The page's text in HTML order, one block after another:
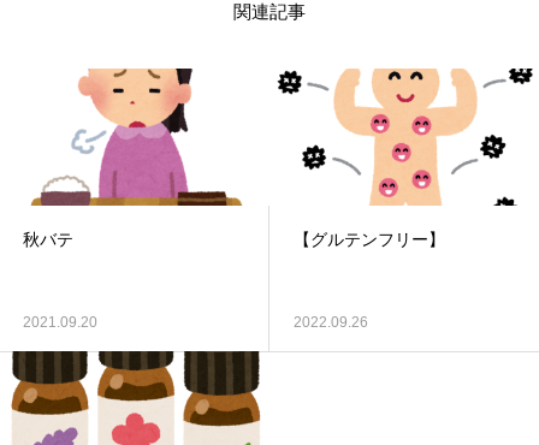
関連記事
秋バテ
2021.09.20
【グルテンフリー】
2022.09.26